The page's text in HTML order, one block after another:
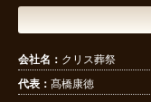
会社名： クリス葬祭
代表： 髙橋康徳